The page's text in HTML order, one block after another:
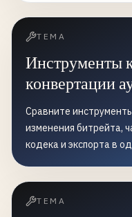
ТЕМА
Инструменты
конвертации
Сравните
изменения битрейта,
кодека и экспорта в
ТЕМА